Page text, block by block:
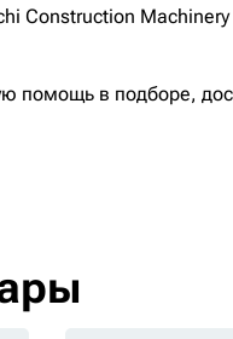
Construction
помощь в подборе,